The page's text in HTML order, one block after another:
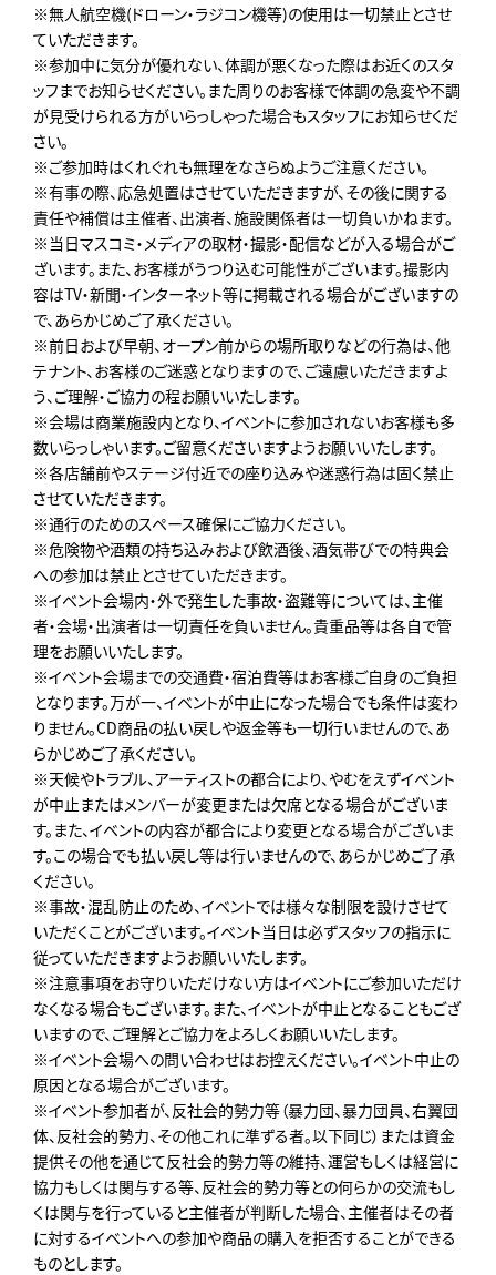
※無人航空機(ドローン・ラジコン機等)の使用は一切禁止とさせ
ていただきます。
※参加中に気分が優れない、体調が悪くなった際はお近くのスタ
ッフまでお知らせください。また周りのお客様で体調の急変や不調
が見受けられる方がいらっしゃった場合もスタッフにお知らせくだ
さい。
※ご参加時はくれぐれも無理をなさらぬようご注意ください。
※有事の際、応急処置はさせていただきますが、その後に関する
責任や補償は主催者、出演者、施設関係者は一切負いかねます。
※当日マスコミ・メディアの取材・撮影・配信などが入る場合がご
ざいます。また、お客様がうつり込む可能性がございます。撮影内
容はTV・新聞・インターネット等に掲載される場合がございますの
で、あらかじめご了承ください。
※前日および早朝、オープン前からの場所取りなどの行為は、他
テナント、お客様のご迷惑となりますので、ご遠慮いただきますよ
う、ご理解・ご協力の程お願いいたします。
※会場は商業施設内となり、イベントに参加されないお客様も多
数いらっしゃいます。ご留意くださいますようお願いいたします。
※各店舗前やステージ付近での座り込みや迷惑行為は固く禁止
させていただきます。
※通行のためのスペース確保にご協力ください。
※危険物や酒類の持ち込みおよび飲酒後、酒気帯びでの特典会
への参加は禁止とさせていただきます。
※イベント会場内・外で発生した事故・盗難等については、主催
者・会場・出演者は一切責任を負いません。貴重品等は各自で管
理をお願いいたします。
※イベント会場までの交通費・宿泊費等はお客様ご自身のご負担
となります。万が一、イベントが中止になった場合でも条件は変わ
りません。CD商品の払い戻しや返金等も一切行いませんので、あ
らかじめご了承ください。
※天候やトラブル、アーティストの都合により、やむをえずイベント
が中止またはメンバーが変更または欠席となる場合がございま
す。また、イベントの内容が都合により変更となる場合がございま
す。この場合でも払い戻し等は行いませんので、あらかじめご了承
ください。
※事故・混乱防止のため、イベントでは様々な制限を設けさせて
いただくことがございます。イベント当日は必ずスタッフの指示に
従っていただきますようお願いいたします。
※注意事項をお守りいただけない方はイベントにご参加いただけ
なくなる場合もございます。また、イベントが中止となることもござ
いますので、ご理解とご協力をよろしくお願いいたします。
※イベント会場への問い合わせはお控えください。イベント中止の
原因となる場合がございます。
※イベント参加者が、反社会的勢力等（暴力団、暴力団員、右翼団
体、反社会的勢力、その他これに準ずる者。以下同じ）または資金
提供その他を通じて反社会的勢力等の維持、運営もしくは経営に
協力もしくは関与する等、反社会的勢力等との何らかの交流もし
くは関与を行っていると主催者が判断した場合、主催者はその者
に対するイベントへの参加や商品の購入を拒否することができる
ものとします。